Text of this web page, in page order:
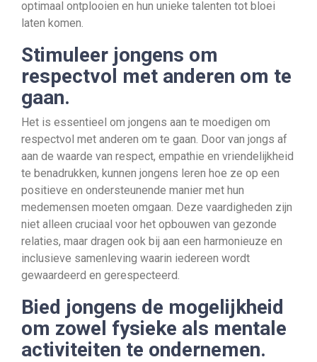
optimaal ontplooien en hun unieke talenten tot bloei
laten komen.
Stimuleer jongens om
respectvol met anderen om te
gaan.
Het is essentieel om jongens aan te moedigen om
respectvol met anderen om te gaan. Door van jongs af
aan de waarde van respect, empathie en vriendelijkheid
te benadrukken, kunnen jongens leren hoe ze op een
positieve en ondersteunende manier met hun
medemensen moeten omgaan. Deze vaardigheden zijn
niet alleen cruciaal voor het opbouwen van gezonde
relaties, maar dragen ook bij aan een harmonieuze en
inclusieve samenleving waarin iedereen wordt
gewaardeerd en gerespecteerd.
Bied jongens de mogelijkheid
om zowel fysieke als mentale
activiteiten te ondernemen.